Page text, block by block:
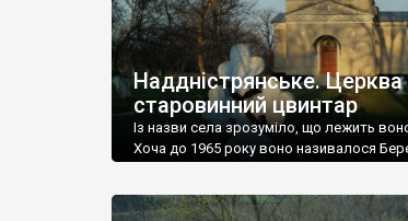
Наддністрянське. Церква
старовинний цвинтар
Із назви села зрозуміло, що лежить
Хоча до 1965 року воно називалося
Наддністрянське відрізняється від